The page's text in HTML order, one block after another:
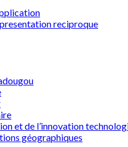
reciproque
et de l’innovation
géographiques